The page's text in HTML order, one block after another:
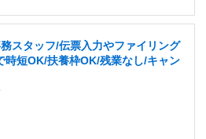
スタッフ/伝票入力やファイリング
時短OK/扶養枠OK/残業なし/キャン